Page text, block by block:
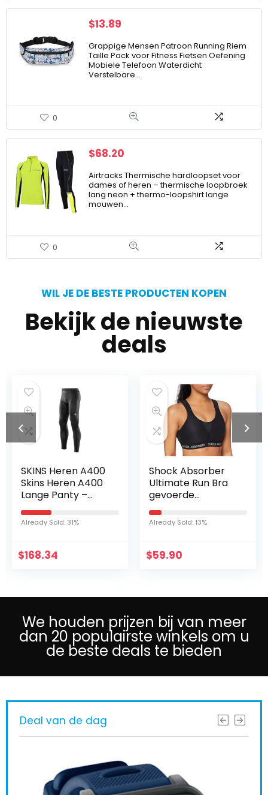
$13.89
Grappige Mensen Patroon Running Riem
Taille Pack voor Fitness Fietsen Oefening
Mobiele Telefoon Waterdicht
Verstelbare…
0
$68.20
Airtracks Thermische hardloopset voor
dames of heren – thermische loopbroek
lang neon + thermo-loopshirt lange
mouwen…
0
WIL JE DE BESTE PRODUCTEN KOPEN
Bekijk de nieuwste
deals
SKINS Heren A400
Skins Heren A400
Lange Panty –
Zwart, XL
Already Sold: 31%
$168.34
Shock Absorber
Ultimate Run Bra
gevoerde
sportbeha voor
dames, 85E
Already Sold: 13%
$59.90
We houden prijzen bij van meer
dan 20 populairste winkels om u
de beste deals te bieden
Deal van de dag